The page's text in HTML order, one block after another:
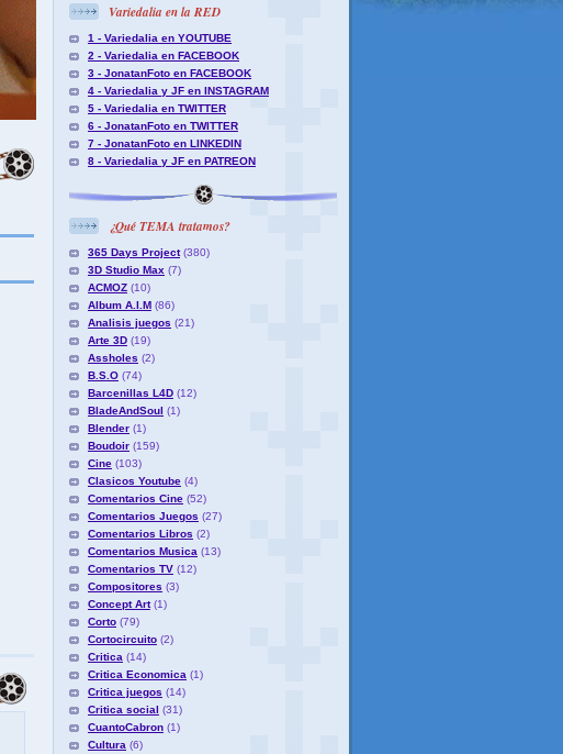
Variedalia en la RED
1 - Variedalia en YOUTUBE
2 - Variedalia en FACEBOOK
3 - JonatanFoto en FACEBOOK
4 - Variedalia y JF en INSTAGRAM
5 - Variedalia en TWITTER
6 - JonatanFoto en TWITTER
7 - JonatanFoto en LINKEDIN
8 - Variedalia y JF en PATREON
¿Qué TEMA tratamos?
365 Days Project (380)
3D Studio Max (7)
ACMOZ (10)
Album A.I.M (86)
Analisis juegos (21)
Arte 3D (19)
Assholes (2)
B.S.O (74)
Barcenillas L4D (12)
BladeAndSoul (1)
Blender (1)
Boudoir (159)
Cine (103)
Clasicos Youtube (4)
Comentarios Cine (52)
Comentarios Juegos (27)
Comentarios Libros (2)
Comentarios Musica (13)
Comentarios TV (12)
Compositores (3)
Concept Art (1)
Corto (79)
Cortocircuito (2)
Critica (14)
Critica Economica (1)
Critica juegos (14)
Critica social (31)
CuantoCabron (1)
Cultura (6)